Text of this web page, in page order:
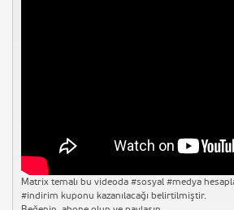
Matrix temalı bu videoda #sosyal #medya
#indirim kuponu kazanılacağı belirtilmiştir.